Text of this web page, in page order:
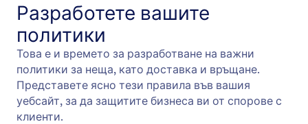
Разработете вашите
политики
Това е и времето за разработване на важни
политики за неща, като доставка и връщане.
Представете ясно тези правила във вашия
уебсайт, за да защитите бизнеса ви от спорове с
клиенти.